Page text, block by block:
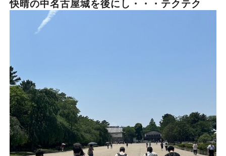
快晴の中名古屋城を後にし・・・テクテク